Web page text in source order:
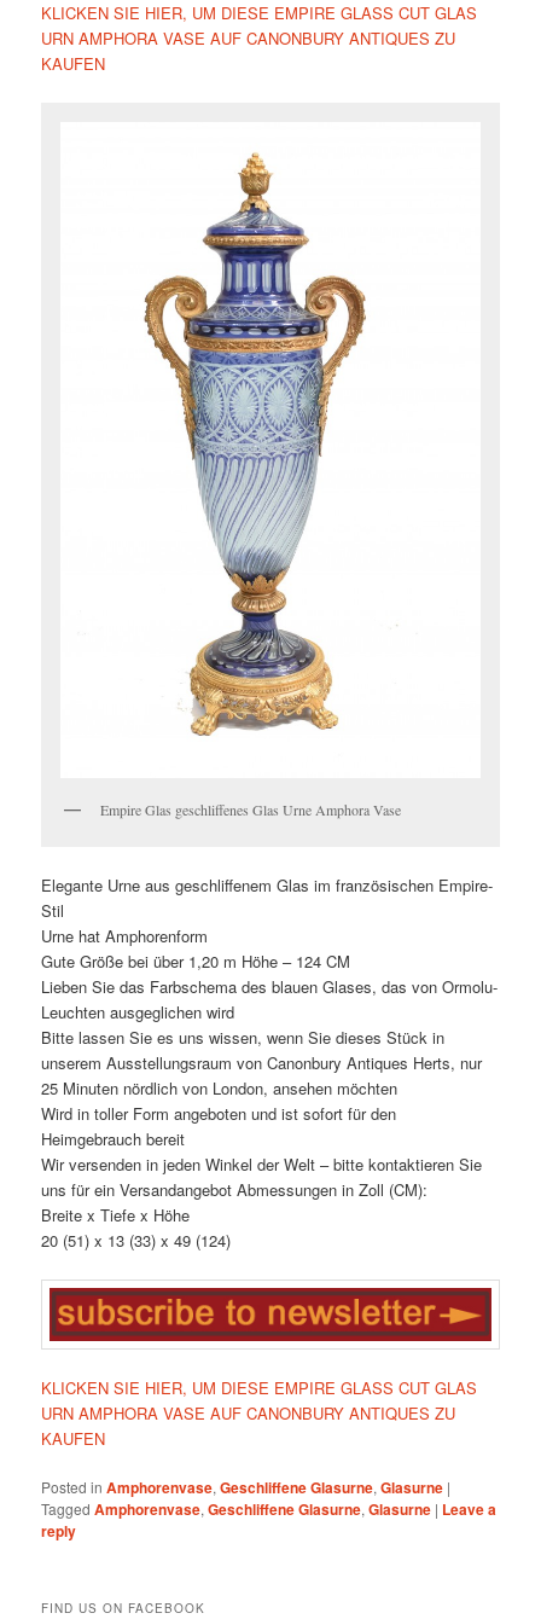
KLICKEN SIE HIER, UM DIESE EMPIRE GLASS CUT GLAS
URN AMPHORA VASE AUF CANONBURY ANTIQUES ZU
KAUFEN
Empire Glas geschliffenes Glas Urne Amphora Vase
Elegante Urne aus geschliffenem Glas im französischen Empire-
Stil
Urne hat Amphorenform
Gute Größe bei über 1,20 m Höhe – 124 CM
Lieben Sie das Farbschema des blauen Glases, das von Ormolu-
Leuchten ausgeglichen wird
Bitte lassen Sie es uns wissen, wenn Sie dieses Stück in
unserem Ausstellungsraum von Canonbury Antiques Herts, nur
25 Minuten nördlich von London, ansehen möchten
Wird in toller Form angeboten und ist sofort für den
Heimgebrauch bereit
Wir versenden in jeden Winkel der Welt – bitte kontaktieren Sie
uns für ein Versandangebot Abmessungen in Zoll (CM):
Breite x Tiefe x Höhe
20 (51) x 13 (33) x 49 (124)
KLICKEN SIE HIER, UM DIESE EMPIRE GLASS CUT GLAS
URN AMPHORA VASE AUF CANONBURY ANTIQUES ZU
KAUFEN
Posted in Amphorenvase,Geschliffene Glasurne,Glasurne |
Tagged Amphorenvase,Geschliffene Glasurne,Glasurne | Leave a
reply
FIND US ON FACEBOOK